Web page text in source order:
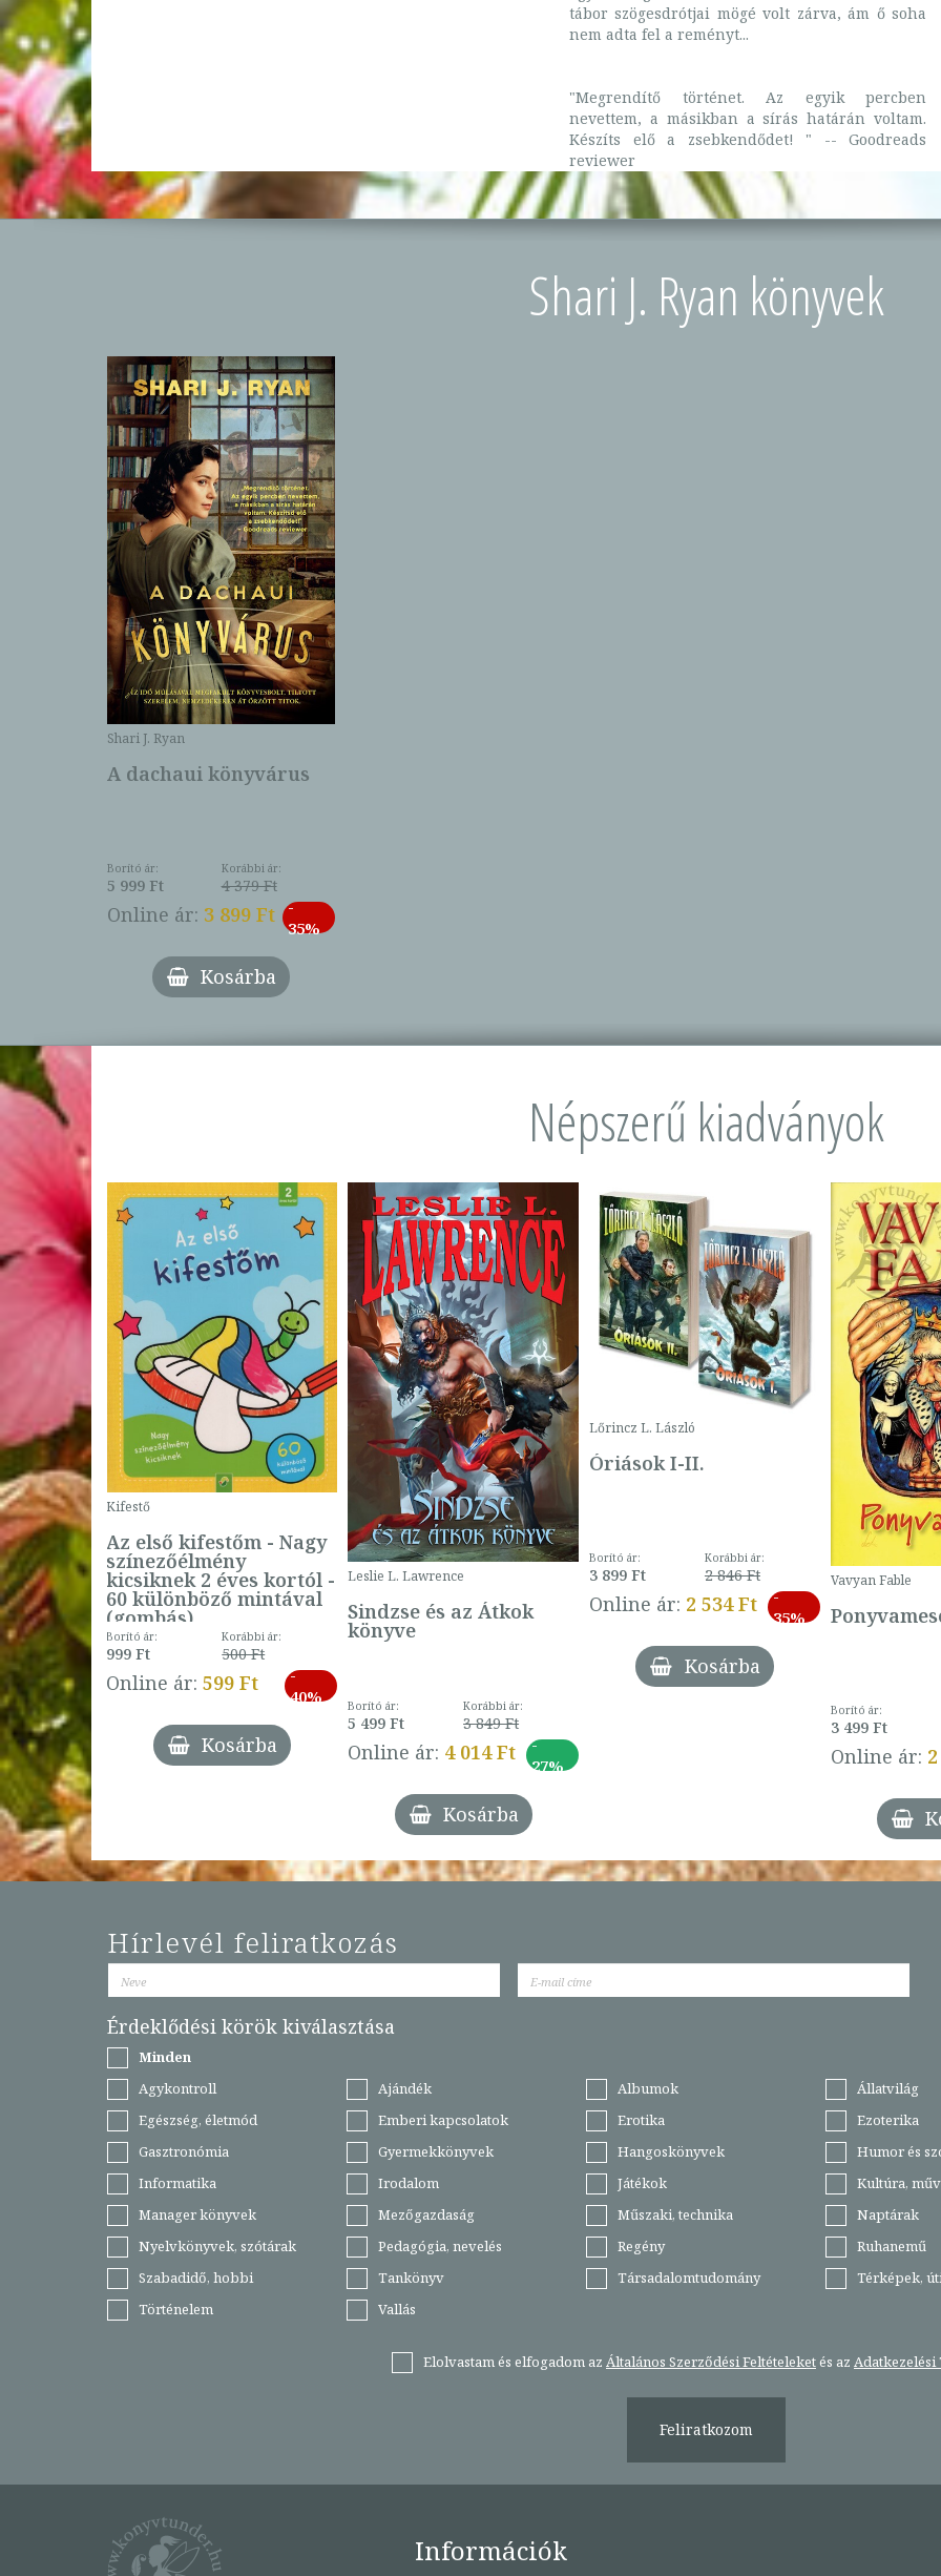
tábor szögesdrótjai mögé volt zárva, ám ő soha
nem adta fel a reményt...
"Megrendítő történet. Az egyik percben
nevettem, a másikban a sírás határán voltam.
Készíts elő a zsebkendődet! " -- Goodreads
reviewer
Shari J. Ryan könyvek
Shari J. Ryan
A dachaui könyvárus
Borító ár:
5 999 Ft
Korábbi ár:
4 379 Ft
Online ár: 3 899 Ft -
35%
Kosárba
Népszerű kiadványok
-
Ft
Ft
27%
Kifestő
Az első kifestőm - Nagy
színezőélmény
kicsiknek 2 éves kortól -
60 különböző mintával
(gombás)
Borító ár:
999 Ft
Korábbi ár:
500 Ft
Online ár: 599 Ft
-
40%
Kosárba
Leslie L. Lawrence
Sindzse és az Átkok
könyve
Borító ár:
5 499 Ft
Korábbi ár:
3 849 Ft
Online ár: 4 014 Ft
-
27%
Kosárba
Lőrincz L. László
Óriások I-II.
Borító ár:
3 899 Ft
Korábbi ár:
2 846 Ft
Online ár: 2 534 Ft
-
35%
Kosárba
Vavyan Fable
Borító ár:
3 499 Ft
Online ár:
Hírlevél feliratkozás
Érdeklődési körök kiválasztása
Minden
Agykontroll
Ajándék Albumok Állatvilág
Egészség, életmód
Emberi kapcsolatok Erotika Ezoterika
Gasztronómia
Gyermekkönyvek Hangoskönyvek Humor és
Informatika
Irodalom Játékok Kultúra,
Manager könyvek
Mezőgazdaság Műszaki, technika Naptárak
Nyelvkönyvek, szótárak
Pedagógia, nevelés Regény Ruhanemű
Szabadidő, hobbi
Tankönyv Társadalomtudomány Térképek,
Történelem
Vallás
Elolvastam és elfogadom az Általános Szerződési Feltételeketés az
Feliratkozom
Információk